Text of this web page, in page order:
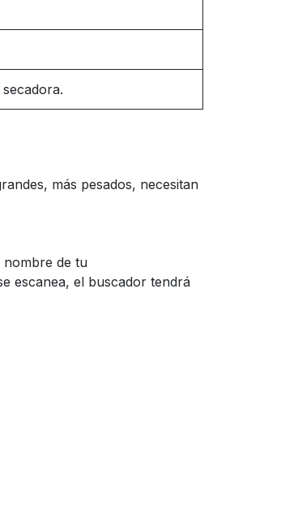
más pesados, necesitan
nombre de tu
escanea, el buscador tendrá